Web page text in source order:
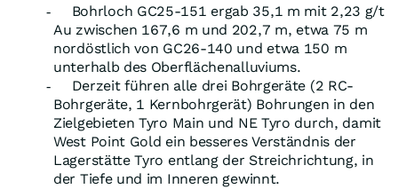
-
Bohrloch GC25-151 ergab 35,1 m mit 2,23 g/t
Au zwischen 167,6 m und 202,7 m, etwa 75 m
nordöstlich von GC26-140 und etwa 150 m
unterhalb des Oberflächenalluviums.
-
Derzeit führen alle drei Bohrgeräte (2 RC-
Bohrgeräte, 1 Kernbohrgerät) Bohrungen in den
Zielgebieten Tyro Main und NE Tyro durch, damit
West Point Gold ein besseres Verständnis der
Lagerstätte Tyro entlang der Streichrichtung, in
der Tiefe und im Inneren gewinnt.